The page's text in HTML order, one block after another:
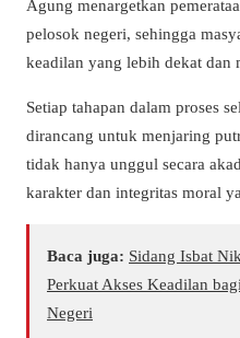
Agung menargetkan
pelosok negeri, sehingga
keadilan yang lebih dekat dan
Setiap tahapan dalam proses
dirancang untuk menjaring
tidak hanya unggul secara
karakter dan integritas moral
Baca juga: Sidang Isbat
Perkuat Akses Keadilan
Negeri